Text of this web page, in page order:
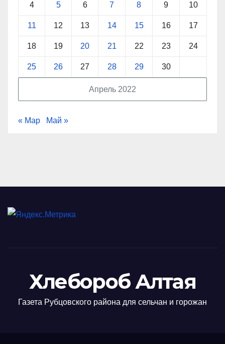
Апрель 2022
4 5 6 7 8 9 10
11 12 13 14 15 16 17
18 19 20 21 22 23 24
25 26 27 28 29 30
« Мар Май »
Хлебороб Алтая
Газета Рубцовского района для сельчан и горожан